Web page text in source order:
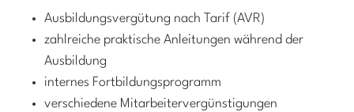
Ausbildungsvergütung nach Tarif (AVR)
zahlreiche praktische Anleitungen während der
Ausbildung
internes Fortbildungsprogramm
verschiedene Mitarbeitervergünstigungen